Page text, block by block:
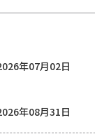
年07月02日
年08月31日